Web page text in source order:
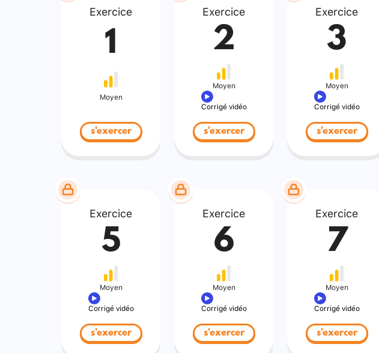
Exercice
1
Moyen
s'exercer
Exercice
2
Moyen
Corrigé vidéo
s'exercer
Exercice
3
Moyen
Corrigé vidéo
s'exercer
Exercice
5
Moyen
Corrigé vidéo
s'exercer
Exercice
6
Moyen
Corrigé vidéo
s'exercer
Exercice
7
Moyen
Corrigé vidéo
s'exercer